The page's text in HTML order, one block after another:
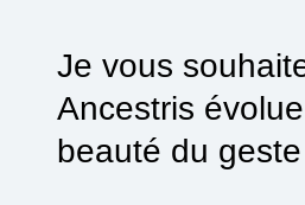
Je vous
Ancestris
beauté du